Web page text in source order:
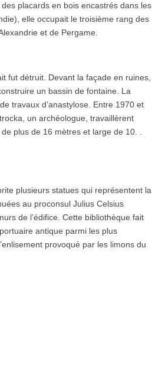
placards en bois encastrés dans les
elle occupait le troisième rang des
et de Pergame.
fut détruit. Devant la façade en ruines,
un bassin de fontaine. La
travaux d’anastylose. Entre 1970 et
un archéologue, travaillèrent
plus de 16 mètres et large de 10. .
plusieurs statues qui représentent la
au proconsul Julius Celsius
de l’édifice. Cette bibliothèque fait
antique parmi les plus
provoqué par les limons du